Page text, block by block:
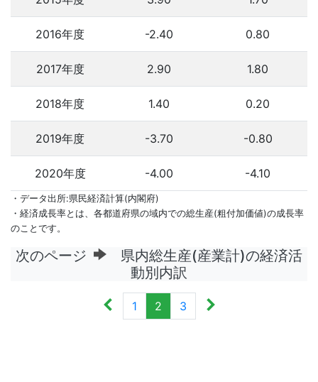
2016年度 -2.40 0.80
2017年度 2.90 1.80
2018年度 1.40 0.20
2019年度 -3.70 -0.80
2020年度 -4.00 -4.10
・データ出所:県民経済計算(内閣府)
・経済成長率とは、各都道府県の域内での総生産(粗付加価値)の成長率
のことです。
次のページ
県内総生産(産業計)の経済活
動別内訳
1 2 3